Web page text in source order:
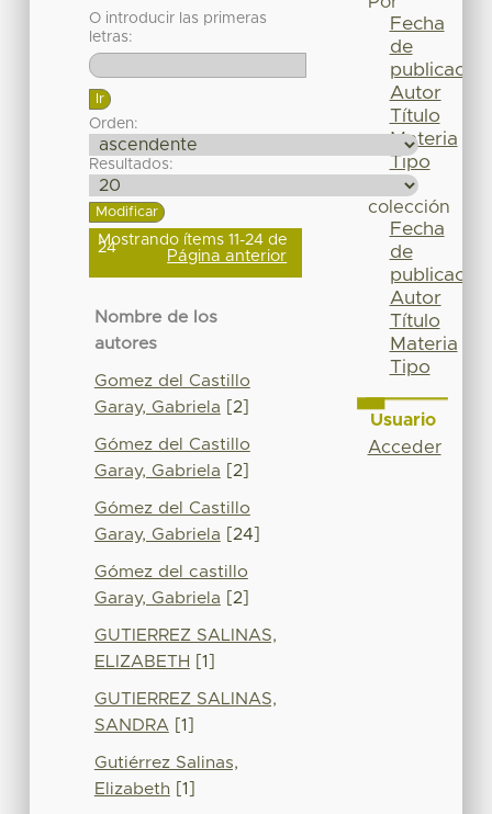
O introducir las primeras
letras:
Orden:
Resultados:
Mostrando ítems 11-24 de
24 Página anterior
Nombre de los
autores
Gomez del Castillo
Garay, Gabriela [2]
Gómez del Castillo
Garay, Gabriela [2]
Gómez del Castillo
Garay, Gabriela [24]
Gómez del castillo
Garay, Gabriela [2]
GUTIERREZ SALINAS,
ELIZABETH
[1]
GUTIERREZ SALINAS,
SANDRA [1]
Gutiérrez Salinas,
Elizabeth [1]
Fecha
de
publicación
Autor
Título
Materia
Tipo
colección
Fecha
de
publicación
Autor
Título
Materia
Tipo
Usuario
Acceder